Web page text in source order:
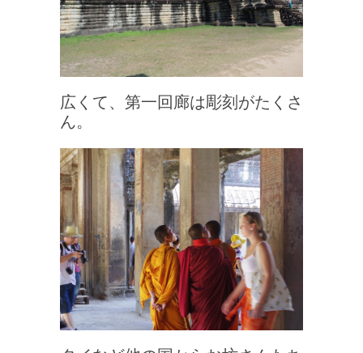
広くて、第一回廊は彫刻がたくさ
ん。